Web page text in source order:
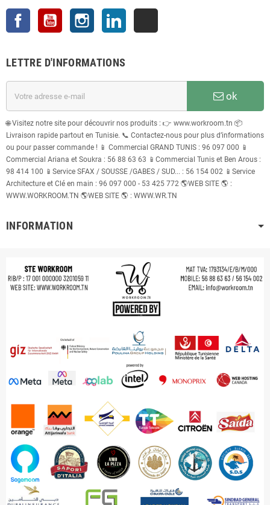
Facebook YouTube Instagram
LETTRE D'INFORMATIONS
ok
🌐 Visitez notre site pour découvrir nos produits : 👉 www.workroom.tn 📦
Livraison rapide partout en Tunisie. 📞 Contactez-nous pour plus d’informations
ou pour passer commande ! 📱 Commercial GRAND TUNIS : 96 097 000 📱
Commercial Ariana et Soukra : 56 88 63 63 📱Commercial Tunis et Ben Arous :
98 414 100 📱Service SFAX / SOUSSE /GABES / SUD... : 56 154 002 📱Service
Architecture et Clé en main : 96 097 000 - 53 425 772 🌎WEB SITE 🌎 :
WWW.WORKROOM.TN 🌎WEB SITE 🌎 : WWW.WR.TN
INFORMATION